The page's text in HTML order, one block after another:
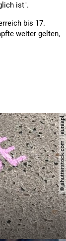
ist".
bis 17.
weiter gelten,
© shutterstock.com | lauraapl